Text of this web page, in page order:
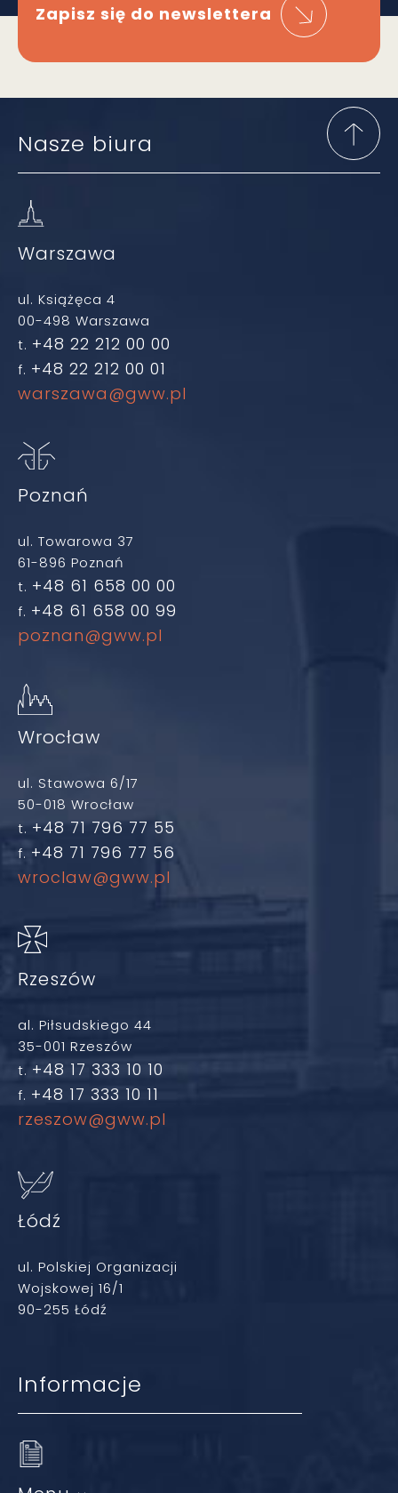
Zapisz się do newslettera
Nasze biura
Warszawa
ul. Książęca 4
00-498 Warszawa
t. +48 22 212 00 00
f. +48 22 212 00 01
warszawa@gww.pl
Poznań
ul. Towarowa 37
61-896 Poznań
t. +48 61 658 00 00
f. +48 61 658 00 99
poznan@gww.pl
Wrocław
ul. Stawowa 6/17
50-018 Wrocław
t. +48 71 796 77 55
f. +48 71 796 77 56
wroclaw@gww.pl
Rzeszów
al. Piłsudskiego 44
35-001 Rzeszów
t. +48 17 333 10 10
f. +48 17 333 10 11
rzeszow@gww.pl
Łódź
ul. Polskiej Organizacji
Wojskowej 16/1
90-255 Łódź
Informacje